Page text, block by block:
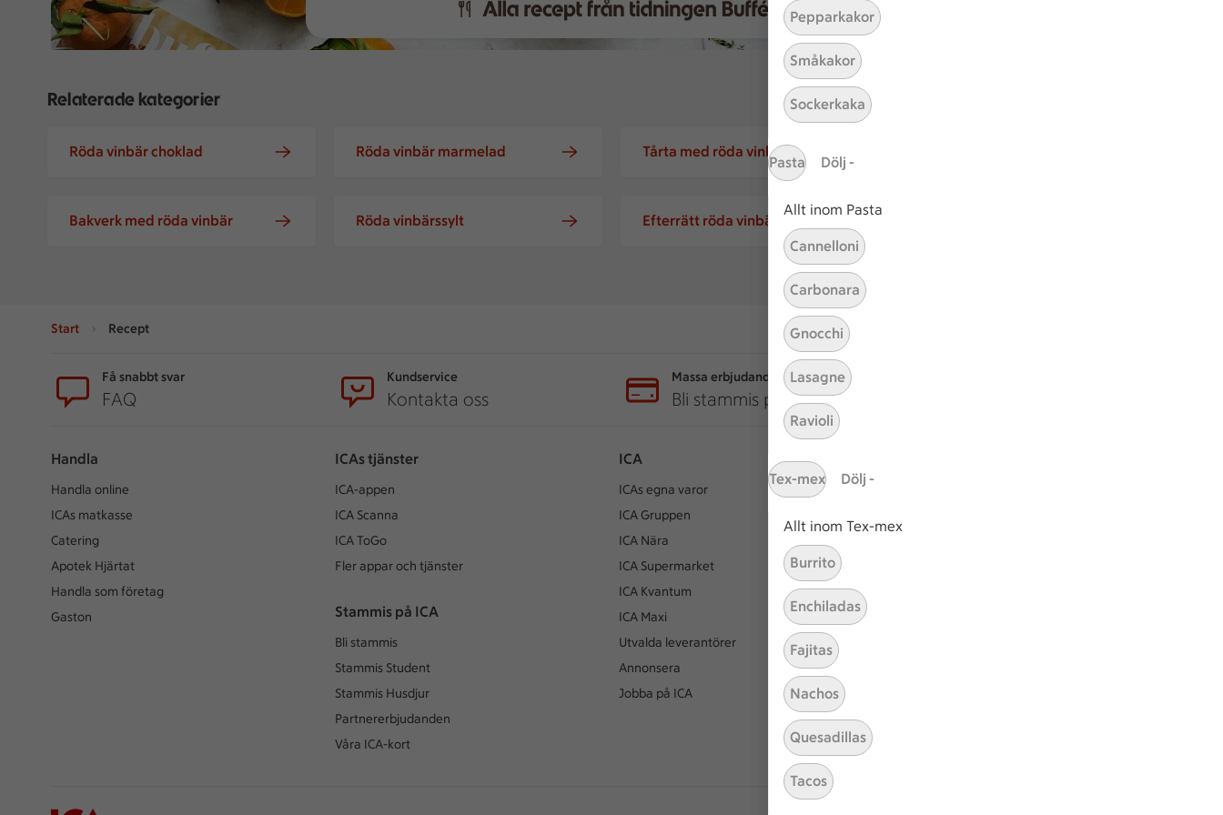
Pepparkakor
Småkakor
Sockerkaka
Pasta Dölj -
Allt inom Pasta
Cannelloni
Carbonara
Gnocchi
Lasagne
Ravioli
Tex-mex Dölj -
Allt inom Tex-mex
Burrito
Enchiladas
Fajitas
Nachos
Quesadillas
Tacos
Relaterade kategorier
Röda vinbär choklad Röda vinbär marmelad Tårta med röda vinbär
Bakverk med röda vinbär Röda vinbärssylt Efterrätt röda vinbär
Start Recept
Få snabbt svar
FAQ
Kundservice
Kontakta oss
Massa erbjudanden
Bli stammis på ICA
Handla
Handla online
ICAs matkasse
Catering
Apotek Hjärtat
Handla som företag
Gaston
ICAs tjänster
ICA-appen
ICA Scanna
ICA ToGo
Fler appar och tjänster
Stammis på ICA
Bli stammis
Stammis Student
Stammis Husdjur
Partnererbjudanden
Våra ICA-kort
ICA
ICAs egna varor
ICA Gruppen
ICA Nära
ICA Supermarket
ICA Kvantum
ICA Maxi
Utvalda leverantörer
Annonsera
Jobba på ICA